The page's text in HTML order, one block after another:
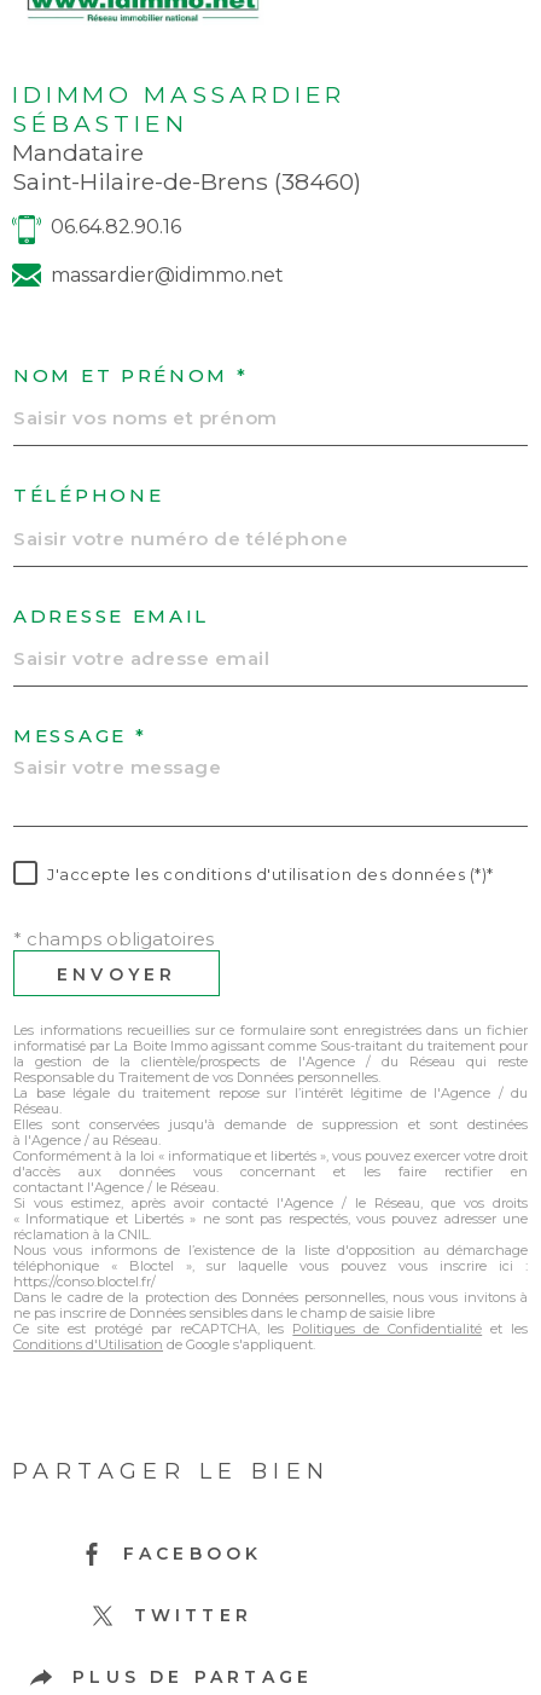
IDIMMO MASSARDIER
SÉBASTIEN
Mandataire
Saint-Hilaire-de-Brens (38460)
06.64.82.90.16
massardier@idimmo.net
NOM ET PRÉNOM *
TÉLÉPHONE
ADRESSE EMAIL
MESSAGE *
J'accepte les conditions d'utilisation des données (*)*
* champs obligatoires
ENVOYER
Les informations recueillies sur ce formulaire sont enregistrées dans un fichier
informatisé par La Boite Immo agissant comme Sous-traitant du traitement pour
la gestion de la clientèle/prospects de l'Agence / du Réseau qui reste
Responsable du Traitement de vos Données personnelles.
La base légale du traitement repose sur l’intérêt légitime de l'Agence / du
Réseau.
Elles sont conservées jusqu'à demande de suppression et sont destinées
à l'Agence / au Réseau.
Conformément à la loi « informatique et libertés », vous pouvez exercer votre droit
d'accès aux données vous concernant et les faire rectifier en
contactant l'Agence / le Réseau.
Si vous estimez, après avoir contacté l'Agence / le Réseau, que vos droits
« Informatique et Libertés » ne sont pas respectés, vous pouvez adresser une
réclamation à la CNIL.
Nous vous informons de l’existence de la liste d'opposition au démarchage
téléphonique « Bloctel », sur laquelle vous pouvez vous inscrire ici :
https://conso.bloctel.fr/
Dans le cadre de la protection des Données personnelles, nous vous invitons à
ne pas inscrire de Données sensibles dans le champ de saisie libre
Ce site est protégé par reCAPTCHA, les Politiques de Confidentialité et les
Conditions d'Utilisation de Google s'appliquent.
PARTAGER LE BIEN
FACEBOOK
TWITTER
PLUS DE PARTAGE